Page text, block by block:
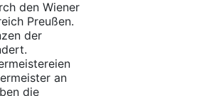
den Wiener
Preußen.
der
an
die